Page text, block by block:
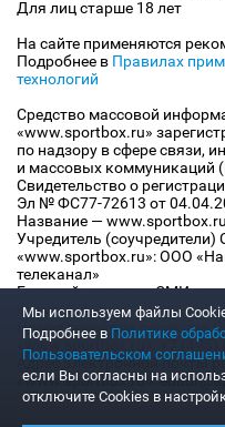
Для лиц старше 18 лет
На сайте применяются
Подробнее в Правилах
технологий
Средство массовой
«www.sportbox.ru»
по надзору в сфере связи,
и массовых коммуникаций
Свидетельство о
Эл № ФС77-72613 от
Название — www.sportbox.ru
Учредитель (соучредители)
«www.sportbox.ru»: ООО
телеканал»
Главный редактор СМИ
Конов В.А.
Номер телефона редакции
«www.sportbox.ru»: +7 (495)
Адрес электронной почты
«www.sportbox.ru»:
Мы используем файлы Сookie
Подробнее в Политике
Пользовательском
если Вы согласны на
отключите Cookies в